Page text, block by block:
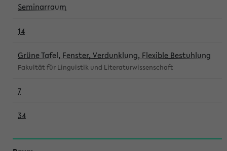
Seminarraum
14
Grüne Tafel, Fenster, Verdunklung, Flexible Bestuhlung
Fakultät für Linguistik und Literaturwissenschaft
7
34